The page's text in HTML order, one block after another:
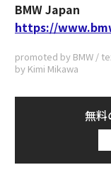
BMW Japan
https://
promoted by BMW /
by Kimi Mikawa
無料